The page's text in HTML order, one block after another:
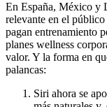
En España, México y
relevante en el
pagan entrenamiento
planes wellness
valor. Y la forma en
palancas:
Siri ahora se